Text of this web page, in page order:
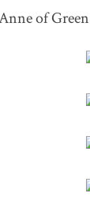
of Green